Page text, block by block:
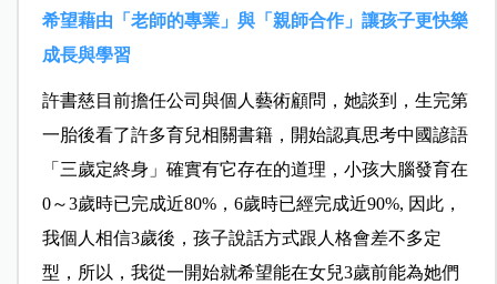
希望藉由「老師的專業」與「親師合作」讓孩子更快樂
成長與學習
許書慈目前擔任公司與個人藝術顧問 ，她談到， 生完第
一胎後看了許多育兒相關書籍，開始認真思考中國諺語
「三歲定終身」確實有它存在的道理 ， 小孩大腦發育在
0～3歲時已完成近80%，6歲時已經完成近90%, 因此，
我個人相信3歲後，孩子說話方式跟人格會差不多定
型 ， 所以，我從一開始就希望能在女兒3歲前能為她們